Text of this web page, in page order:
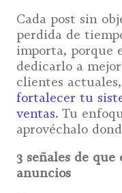
Cada post sin
perdida de
importa, porque
dedicarlo a
clientes
fortalecer tu
ventas. Tu
aprovéchalo
3 señales de
anuncios